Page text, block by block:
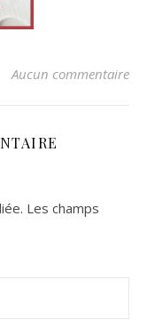
Aucun commentaire
Les champs